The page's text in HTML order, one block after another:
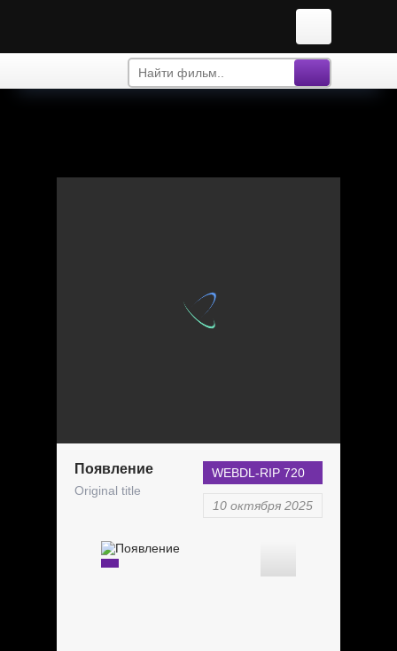
Появление
Original title
WEBDL-RIP 720
10 октября 2025